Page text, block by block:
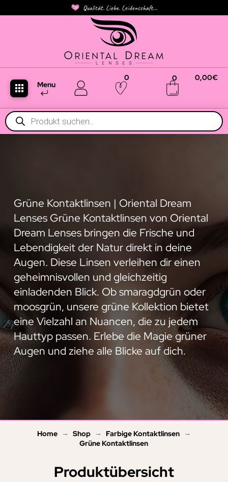
Qualität. Liebe. Leidenschaft...
Menu
0 0 0,00€
Products
search
Grüne Kontaktlinsen | Oriental Dream
Lenses Grüne Kontaktlinsen von Oriental
Dream Lenses bringen die Frische und
Lebendigkeit der Natur direkt in deine
Augen. Diese Linsen verleihen dir einen
geheimnisvollen und gleichzeitig
einladenden Blick. Ob smaragdgrün oder
moosgrün, unsere grüne Kollektion bietet
eine Vielzahl an Nuancen, die zu jedem
Hauttyp passen. Erlebe die Magie grüner
Augen und ziehe alle Blicke auf dich.
Home → Shop → Farbige Kontaktlinsen
→
Grüne Kontaktlinsen
Produktübersicht